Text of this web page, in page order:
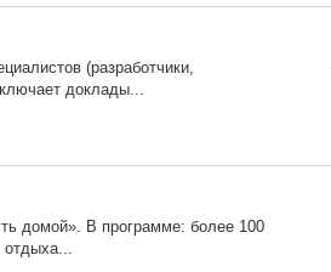
(разработчики,
доклады...
домой». В программе: более 100
отдыха...